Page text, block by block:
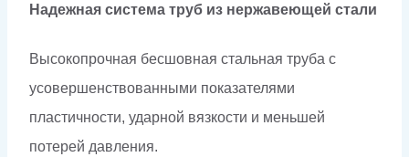
Надежная система труб из нержавеющей стали
Высокопрочная бесшовная стальная труба с
усовершенствованными показателями
пластичности, ударной вязкости и меньшей
потерей давления.